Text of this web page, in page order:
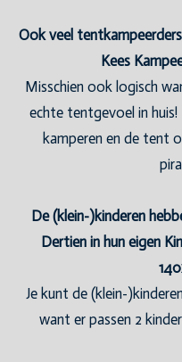
Ook veel
Kees
Misschien ook logisch
echte tentgevoel in
kamperen en de tent
De (klein-)kinderen
Dertien in hun eigen
Je kunt de (klein-
want er passen 2